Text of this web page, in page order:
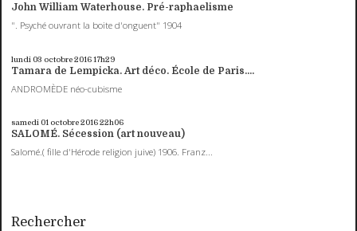
John William Waterhouse. Pré-raphaelisme
". Psyché ouvrant la boite d'onguent" 1904
lundi 03 octobre 201617h29
Tamara de Lempicka. Art déco. École de Paris....
ANDROMÈDE néo-cubisme
samedi 01 octobre 201622h06
SALOMÉ. Sécession (art nouveau)
Salomé.( fille d'Hérode religion juive) 1906. Franz...
Rechercher